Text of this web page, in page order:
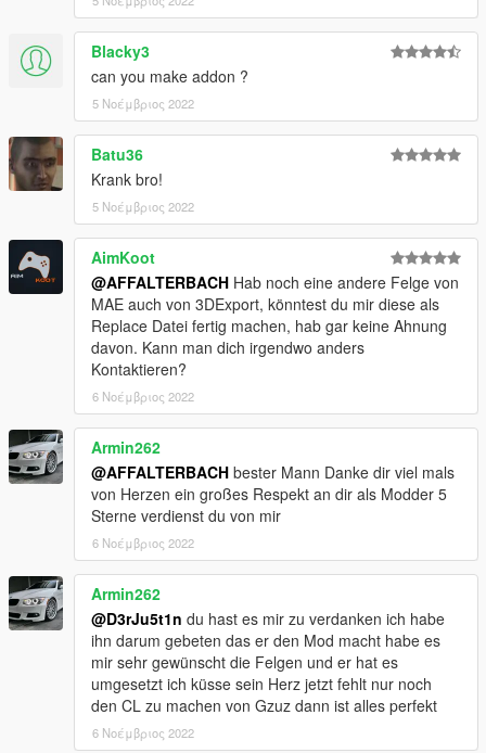
Blacky3
can you make addon ?
5 Νοέμβριος 2022
Batu36
Krank bro!
5 Νοέμβριος 2022
AimKoot
@AFFALTERBACH Hab noch eine andere Felge von
MAE auch von 3DExport, könntest du mir diese als
Replace Datei fertig machen, hab gar keine Ahnung
davon. Kann man dich irgendwo anders
Kontaktieren?
6 Νοέμβριος 2022
Armin262
@AFFALTERBACH bester Mann Danke dir viel mals
von Herzen ein großes Respekt an dir als Modder 5
Sterne verdienst du von mir
6 Νοέμβριος 2022
Armin262
@D3rJu5t1n du hast es mir zu verdanken ich habe
ihn darum gebeten das er den Mod macht habe es
mir sehr gewünscht die Felgen und er hat es
umgesetzt ich küsse sein Herz jetzt fehlt nur noch
den CL zu machen von Gzuz dann ist alles perfekt
6 Νοέμβριος 2022